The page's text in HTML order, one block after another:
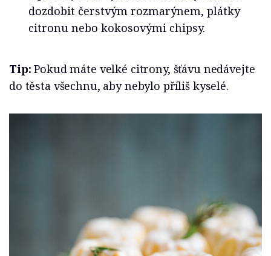
dozdobit čerstvým rozmarýnem, plátky
citronu nebo kokosovými chipsy.
Tip:Pokud máte velké citrony, šťávu nedávejte
do těsta všechnu, aby nebylo příliš kyselé.